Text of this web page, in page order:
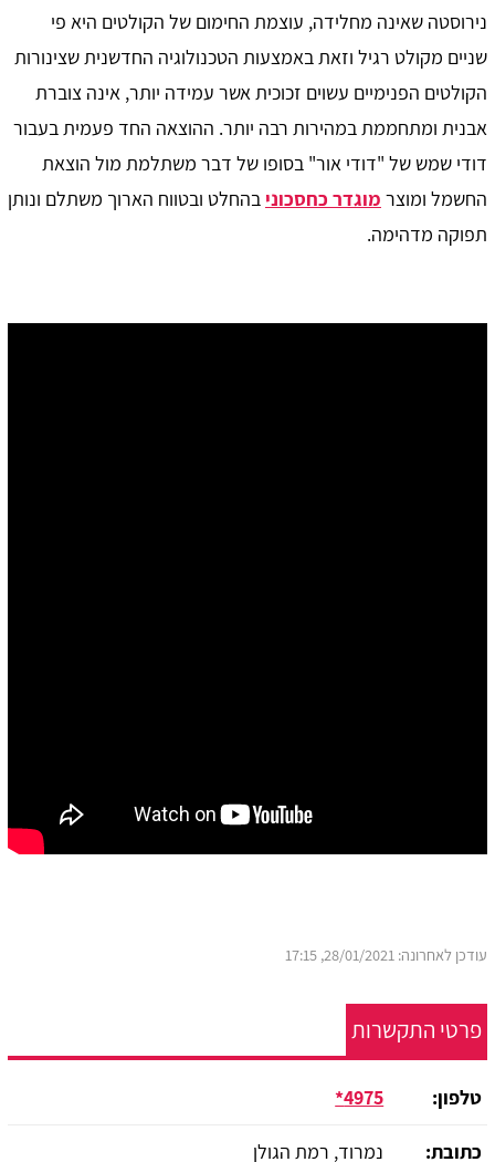
נירוסטה שאינה מחלידה, עוצמת החימום של הקולטים היא פי
שניים מקולט רגיל וזאת באמצעות הטכנולוגיה החדשנית שצינורות
הקולטים הפנימיים עשוים זכוכית אשר עמידה יותר, אינה צוברת
אבנית ומתחממת במהירות רבה יותר. ההוצאה החד פעמית בעבור
דודי שמש של "דודי אור" בסופו של דבר משתלמת מול הוצאת
החשמל ומוצר מוגדר כחסכוני בהחלט ובטווח הארוך משתלם ונותן
תפוקה מדהימה.
עודכן לאחרונה: 28/01/2021, 17:15
פרטי התקשרות
טלפון: 4975*
כתובת: נמרוד, רמת הגולן